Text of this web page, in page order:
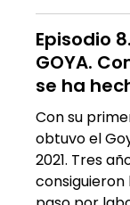
Episodio 8.
GOYA.
se ha
Con su
obtuvo el
2021. Tres